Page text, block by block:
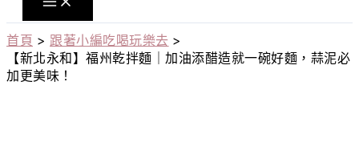
首頁
跟著小編吃喝玩樂去
【新北永和】福州乾拌麵｜加油添醋造就一碗好麵，蒜泥必
加更美味！